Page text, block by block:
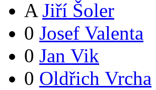
A Jiří Šoler
0 Josef Valenta
0 Jan Vik
0 Oldřich Vrcha